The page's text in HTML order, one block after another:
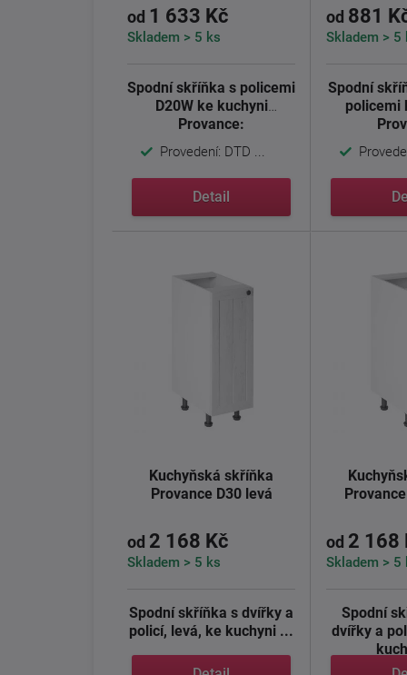
od 1 633 Kč
Skladem > 5 ks
Spodní skříňka s policemi
D20W ke kuchyni
Provance:
Provedení: DTD ...
Detail
od 881
Skladem > 5
Spodní
policemi
Kuchyňská skříňka
Provance D30 levá
od 2 168 Kč
Skladem > 5 ks
Spodní skříňka s dvířky a
policí, levá, ke kuchyni ...
od 2 168
Skladem > 5
Spodní
dvířky a